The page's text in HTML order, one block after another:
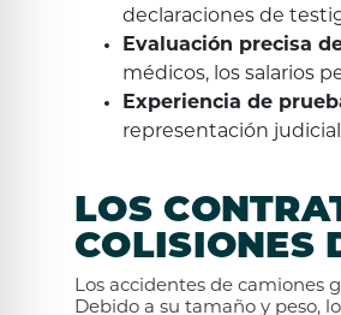
declaraciones de
Evaluación precisa
médicos, los salarios
Experiencia de
representación
LOS
COLISIONES
Los accidentes de camiones
Debido a su tamaño y peso,